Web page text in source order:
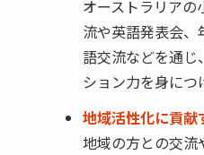
オーストラリアの
流や英語発表会
語交流などを通じ
ション力を身につ
地域活性化に貢献
地域の方との交